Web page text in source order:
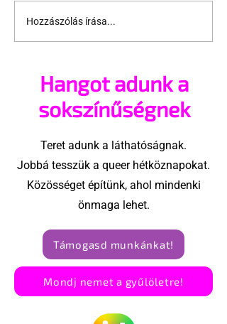
Meleg rendőr okozott
feltűnést Torontóban
Hozzászólás írása...
Hangot adunk a
sokszínűségnek
Teret adunk a láthatóságnak.
Jobbá tesszük a queer hétköznapokat.
Közösséget építünk, ahol mindenki
önmaga lehet.
Támogasd munkánkat!
Mondj nemet a gyűlöletre!